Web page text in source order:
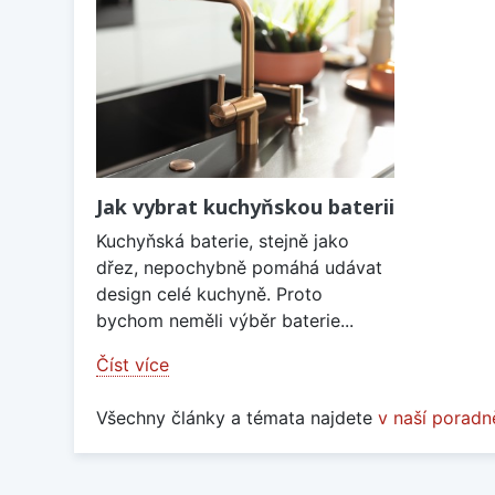
Jak vybrat kuchyňskou baterii
Kuchyňská baterie, stejně jako
dřez, nepochybně pomáhá udávat
design celé kuchyně. Proto
bychom neměli výběr baterie...
Číst více
Všechny články a témata najdete v naší